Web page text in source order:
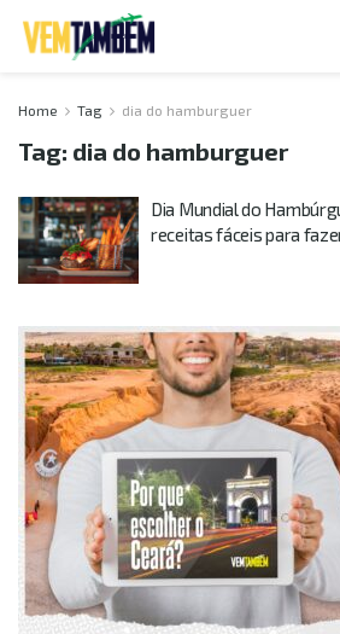
Home Tag dia do hamburguer
Tag: dia do hamburguer
Dia Mundial do
receitas fáceis para